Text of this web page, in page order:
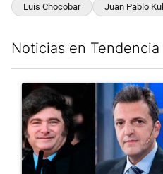
Luis Chocobar Juan Pablo
Noticias en Tendencia
Un artículo de tendencia